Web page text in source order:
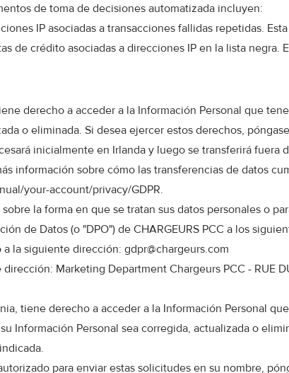
de toma de decisiones automatizada incluyen:
IP asociadas a transacciones fallidas repetidas.
de crédito asociadas a direcciones IP en la lista negra.
derecho a acceder a la Información Personal que
o eliminada. Si desea ejercer estos derechos,
inicialmente en Irlanda y luego se transferirá
información sobre cómo las transferencias de datos
your-account/privacy/GDPR.
la forma en que se tratan sus datos personales o
de Datos (o "DPO") de CHARGEURS PCC a los
la siguiente dirección: gdpr@chargeurs.com
Marketing Department Chargeurs PCC - RUE
tiene derecho a acceder a la Información Personal
Información Personal sea corregida, actualizada o
para enviar estas solicitudes en su nombre,